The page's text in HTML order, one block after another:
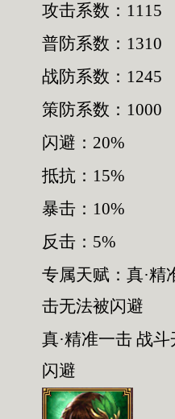
攻击系数：1115
普防系数：1310
战防系数：1245
策防系数：1000
闪避：20%
抵抗：15%
暴击：10%
反击：5%
专属天赋：真·精
击无法被闪避
真·精准一击 战
闪避